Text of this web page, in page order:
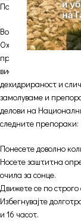
Почитувани
Во текот на летниот
Охрид и
предвид
високи температури
дехидрираност и
замолуваме и
делови на
следните препораки:
Понесете доволно
Носете заштитна
очила за сонце.
Движете се по
Избегнувајте
и 16 часот.